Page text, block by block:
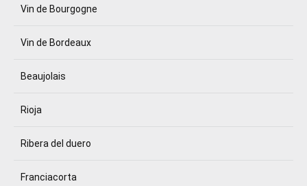
Vin de Bourgogne
Vin de Bordeaux
Beaujolais
Rioja
Ribera del duero
Franciacorta